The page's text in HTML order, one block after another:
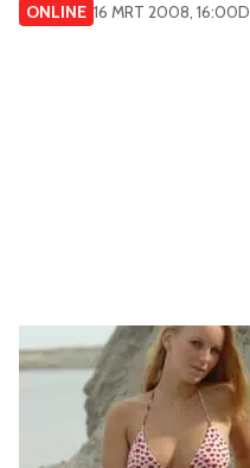
ONLINE 16 MRT 2008, 16:00